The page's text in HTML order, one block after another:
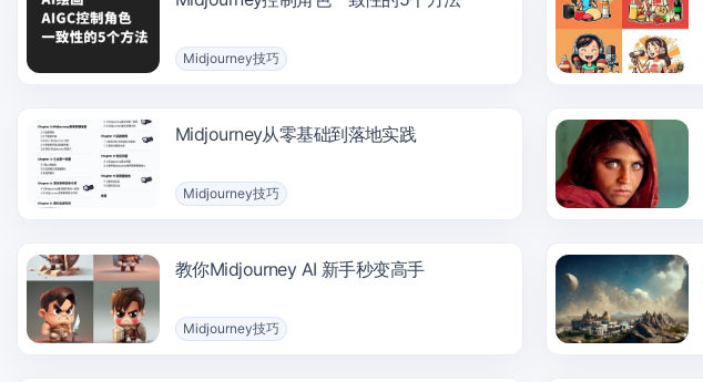
Midjourney技巧
Midjourney从零基础到落地实践
Midjourney技巧
教你Midjourney AI 新手秒变高手
Midjourney技巧